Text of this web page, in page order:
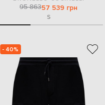
95 86357 539 грн
S
- 40%